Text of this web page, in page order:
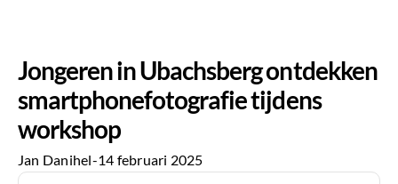
Jongeren in Ubachsberg ontdekken
smartphonefotografie tijdens
workshop
Jan Danihel-14 februari 2025